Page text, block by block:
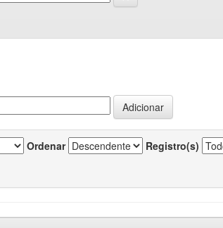
Ordenar Registro(s)